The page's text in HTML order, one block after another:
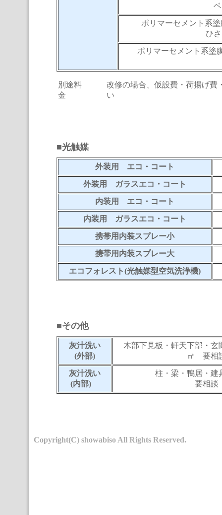
ポリマーセメント系
ひ
ポリマーセメント系塗
別途料
金
改修の場合、仮設費・荷揚げ費
い
■光触媒
外装用 エコ・コート
外装用 ガラスエコ・コート
内装用 エコ・コート
内装用 ガラスエコ・コート
携帯用内装スプレー小
携帯用内装スプレー大
エコフォレスト(光触媒型空気洗浄機)
■その他
灰汁洗い
(外部)
木部下見板・軒天下部・
㎡ 要相
灰汁洗い
(内部)
柱・梁・鴨居・建
要相談
Copyright(C) showabiso All Rights Reserved.